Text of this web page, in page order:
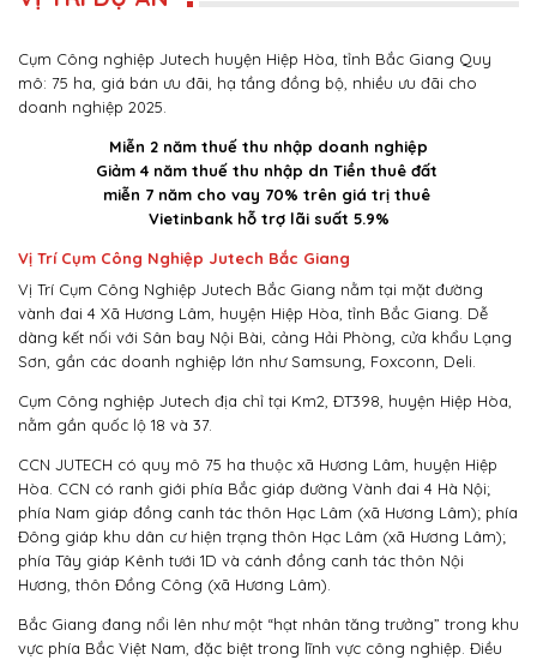
Cụm Công nghiệp Jutech huyện Hiệp Hòa, tỉnh Bắc Giang Quy
mô: 75 ha, giá bán ưu đãi, hạ tầng đồng bộ, nhiều ưu đãi cho
doanh nghiệp 2025.
Miễn 2 năm thuế thu nhập doanh nghiệp
Giảm 4 năm thuế thu nhập dn Tiền thuê đất
miễn 7 năm cho vay 70% trên giá trị thuê
Vietinbank hỗ trợ lãi suất 5.9%
Vị Trí Cụm Công Nghiệp Jutech Bắc Giang
Vị Trí Cụm Công Nghiệp Jutech Bắc Giang nằm tại mặt đường
vành đai 4 Xã Hương Lâm, huyện Hiệp Hòa, tỉnh Bắc Giang. Dễ
dàng kết nối với Sân bay Nội Bài, cảng Hải Phòng, cửa khẩu Lạng
Sơn, gần các doanh nghiệp lớn như Samsung, Foxconn, Deli.
Cụm Công nghiệp Jutech địa chỉ tại Km2, ĐT398, huyện Hiệp Hòa,
nằm gần quốc lộ 18 và 37.
CCN JUTECH có quy mô 75 ha thuộc xã Hương Lâm, huyện Hiệp
Hòa. CCN có ranh giới phía Bắc giáp đường Vành đai 4 Hà Nội;
phía Nam giáp đồng canh tác thôn Hạc Lâm (xã Hương Lâm); phía
Đông giáp khu dân cư hiện trạng thôn Hạc Lâm (xã Hương Lâm);
phía Tây giáp Kênh tưới 1D và cánh đồng canh tác thôn Nội
Hương, thôn Đồng Công (xã Hương Lâm).
Bắc Giang đang nổi lên như một “hạt nhân tăng trưởng” trong khu
vực phía Bắc Việt Nam, đặc biệt trong lĩnh vực công nghiệp. Điều